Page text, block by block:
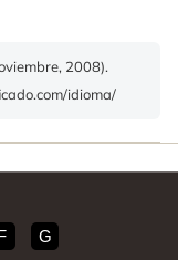
2008).
idioma/
G